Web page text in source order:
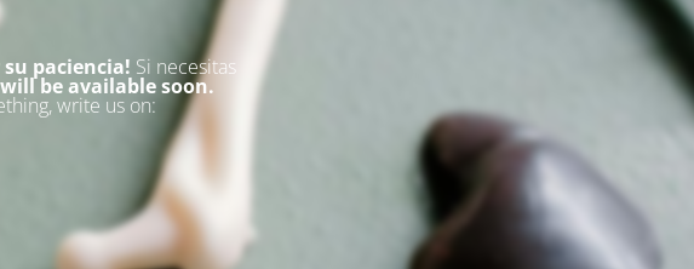
paciencia! Si necesitas
be available soon.
write us on: